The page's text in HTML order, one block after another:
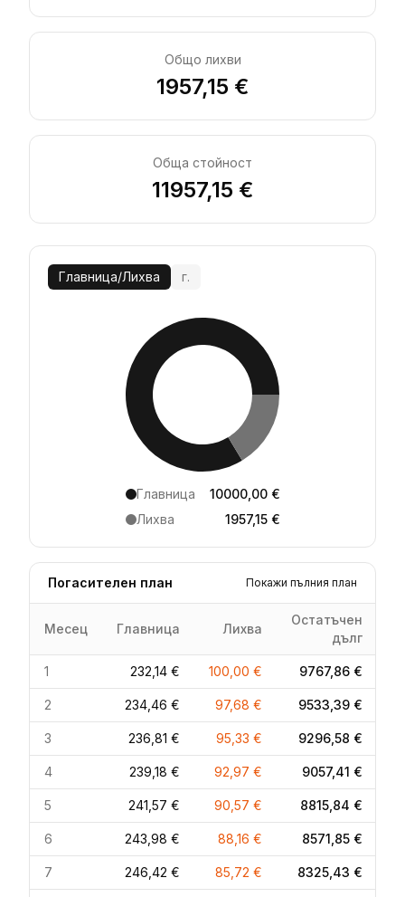
Общо лихви
1957,15 €
Обща стойност
11957,15 €
Главница/Лихва г.
Главница
10000,00 €
Лихва
1957,15 €
Погасителен план Покажи пълния план
Месец Главница Лихва
Остатъчен
дълг
1 232,14 € 100,00 € 9767,86 €
2 234,46 € 97,68 € 9533,39 €
3 236,81 € 95,33 € 9296,58 €
4 239,18 € 92,97 € 9057,41 €
5 241,57 € 90,57 € 8815,84 €
6 243,98 € 88,16 € 8571,85 €
7 246,42 € 85,72 € 8325,43 €